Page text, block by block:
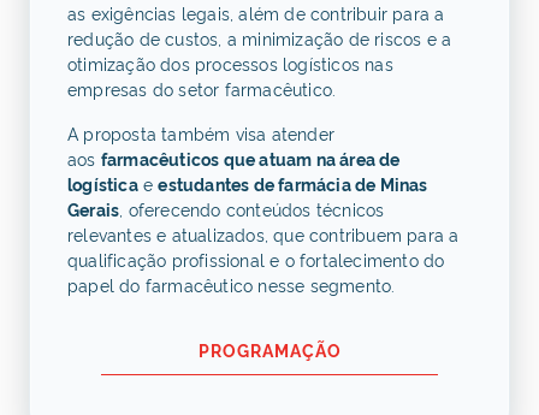
as exigências legais, além de contribuir para a
redução de custos, a minimização de riscos e a
otimização dos processos logísticos nas
empresas do setor farmacêutico.
A proposta também visa atender
aos farmacêuticos que atuam na área de
logísticaeestudantes de farmácia de Minas
Gerais , oferecendo conteúdos técnicos
relevantes e atualizados, que contribuem para a
qualificação profissional e o fortalecimento do
papel do farmacêutico nesse segmento.
PROGRAMAÇÃO